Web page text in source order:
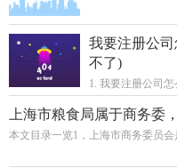
我要注册公
不了)
1. 我要注册公司
上海市粮食局属于商务委
本文目录一览1，上海市商务委员会